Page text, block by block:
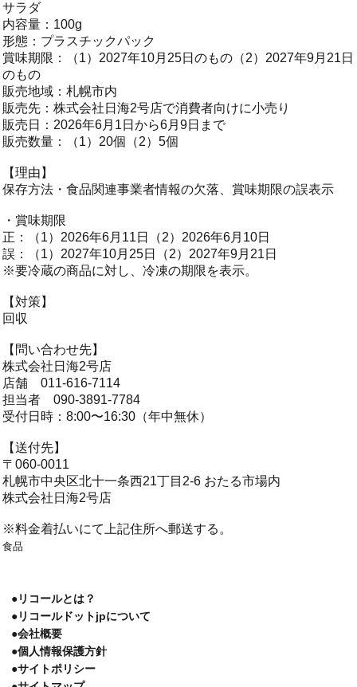
サラダ
内容量：100g
形態：プラスチックパック
賞味期限：（1）2027年10月25日のもの（2）2027年9月21日
のもの
販売地域：札幌市内
販売先：株式会社日海2号店で消費者向けに小売り
販売日：2026年6月1日から6月9日まで
販売数量：（1）20個（2）5個
【理由】
保存方法・食品関連事業者情報の欠落、賞味期限の誤表示
・賞味期限
正：（1）2026年6月11日（2）2026年6月10日
誤：（1）2027年10月25日（2）2027年9月21日
※要冷蔵の商品に対し、冷凍の期限を表示。
【対策】
回収
【問い合わせ先】
株式会社日海2号店
店舗 011-616-7114
担当者 090-3891-7784
受付日時：8:00〜16:30（年中無休）
【送付先】
〒060-0011
札幌市中央区北十一条西21丁目2-6 おたる市場内
株式会社日海2号店
※料金着払いにて上記住所へ郵送する。
食品
●リコールとは？
●リコールドットjpについて
●会社概要
●個人情報保護方針
●サイトポリシー